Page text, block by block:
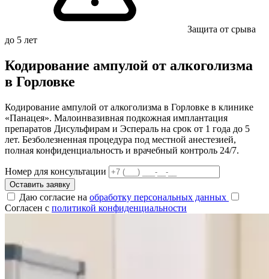
Защита от срыва
до 5 лет
Кодирование ампулой от алкоголизма
в Горловке
Кодирование ампулой от алкоголизма в Горловке в клинике
«Панацея». Малоинвазивная подкожная имплантация
препаратов Дисульфирам и Эспераль на срок от 1 года до 5
лет. Безболезненная процедура под местной анестезией,
полная конфиденциальность и врачебный контроль 24/7.
Номер для консультации
Оставить заявку
Даю согласие на обработку персональных данных
Согласен с политикой конфиденциальности